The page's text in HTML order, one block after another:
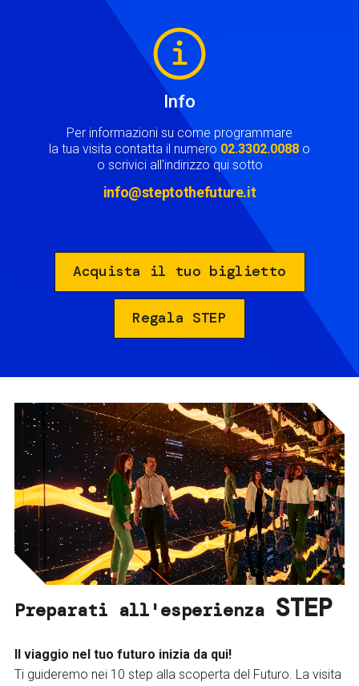
Info
Per informazioni su come programmare
la tua visita contatta il numero 02.3302.0088 o
o scrivici all'indirizzo qui sotto
info@steptothefuture.it
Acquista il tuo biglietto
Regala STEP
Preparati all'esperienza STEP
Il viaggio nel tuo futuro inizia da qui!
Ti guideremo nei 10 step alla scoperta del Futuro. La visita